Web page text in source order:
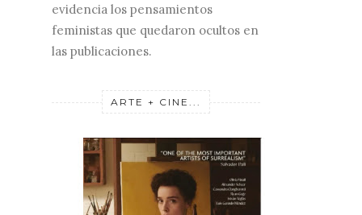
evidencia los pensamientos
feministas que quedaron ocultos en
las publicaciones.
ARTE + CINE...